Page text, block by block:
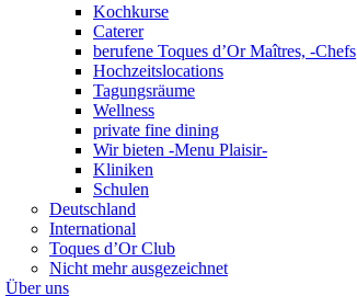
Kochkurse
Caterer
berufene Toques d’Or Maîtres, -Chefs
Hochzeitslocations
Tagungsräume
Wellness
private fine dining
Wir bieten -Menu Plaisir-
Kliniken
Schulen
Deutschland
International
Toques d’Or Club
Nicht mehr ausgezeichnet
Über uns